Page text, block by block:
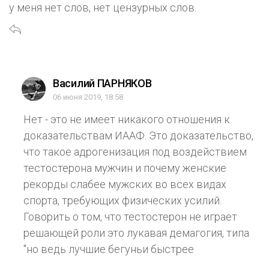
у меня нет слов, нет цензурных слов.
Василий ПАРНЯКОВ
06 июня 2019, 18:58
Нет - это не имеет никакого отношения к
доказательствам ИААФ. Это доказательство,
что такое адрогенизация под воздействием
тестостерона мужчин и почему женские
рекорды слабее мужских во всех видах
спорта, требующих физических усилий.
Говорить о том, что тестостерон не играет
решающей роли это лукавая демагогия, типа
"но ведь лучшие бегуньи быстрее